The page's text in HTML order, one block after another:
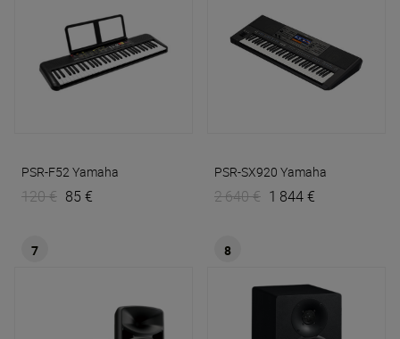
PSR-F52 Yamaha
120 € 85 €
PSR-SX920 Yamaha
2 640 € 1 844 €
7 8